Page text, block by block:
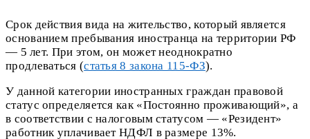
Срок действия вида на жительство, который является
основанием пребывания иностранца на территории РФ
— 5 лет. При этом, он может неоднократно
продлеваться (статья 8 закона 115-ФЗ).
У данной категории иностранных граждан правовой
статус определяется как «Постоянно проживающий», а
в соответствии с налоговым статусом — «Резидент»
работник уплачивает НДФЛ в размере 13%.